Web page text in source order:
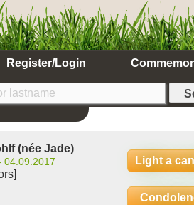
Register/Login
(née Jade)
04.09.2017 Light a